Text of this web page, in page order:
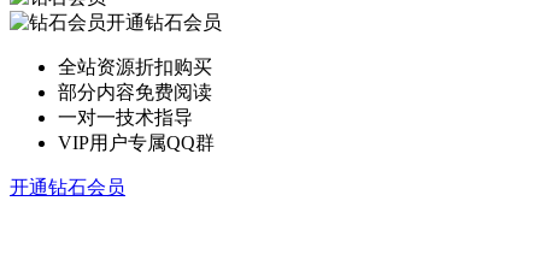
开通钻石会员
全站资源折扣购买
部分内容免费阅读
一对一技术指导
VIP用户专属QQ群
开通钻石会员